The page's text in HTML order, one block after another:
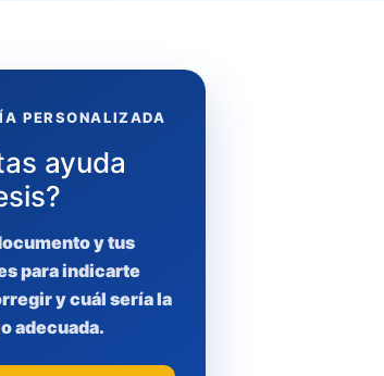
PERSONALIZADA
ayuda
y tus
para indicarte
y cuál sería la
adecuada.